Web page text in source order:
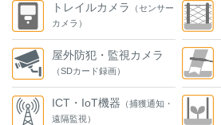
トレイルカメラ
（センサー
カメラ）
屋外防犯・監視カメラ
（SDカード録画）
ICT・IoT機器 （捕獲通知・
遠隔監視）